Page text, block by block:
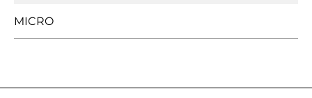
MICRO